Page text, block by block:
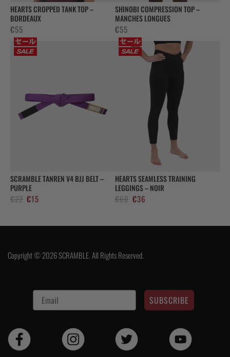
HEARTS CROPPED TANK TOP –
BORDEAUX
€55
SHINOBI COMPRESSION TOP –
MANCHES LONGUES
€55
SCRAMBLE TANREN V4 BJJ BELT –
PURPLE
€22 Le
€15
HEARTS SEAMLESS TRAINING
LEGGINGS – NOIR
€60 Le
€36
Copyright © 2026 SCRAMBLE. All Rights Reserved.
SUBSCRIBE